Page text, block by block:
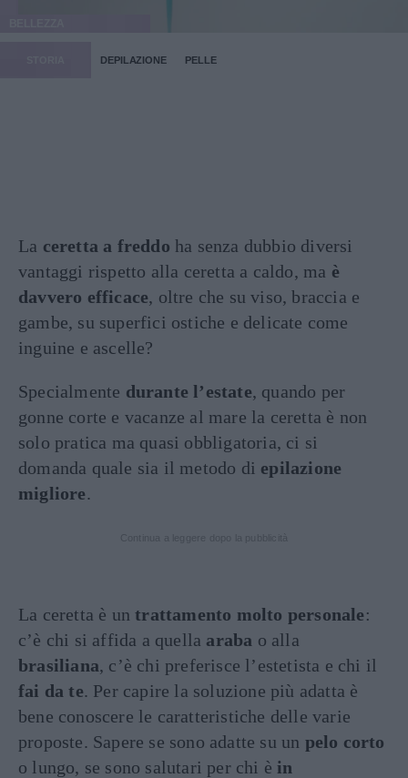
DEPILAZIONE PELLE
La ceretta a freddo ha senza dubbio diversi
vantaggi rispetto alla ceretta a caldo, ma è
davvero efficace, oltre che su viso, braccia e
gambe, su superfici ostiche e delicate come
inguine e ascelle?
Specialmente durante l’estate, quando per
gonne corte e vacanze al mare la ceretta è non
solo pratica ma quasi obbligatoria, ci si
domanda quale sia il metodo di epilazione
migliore.
La ceretta è untrattamento molto personale:
c’è chi si affida a quella araba o alla
brasiliana, c’è chi preferisce l’estetista e chi il
fai da te. Per capire la soluzione più adatta è
bene conoscere le caratteristiche delle varie
proposte. Sapere se sono adatte su un pelo corto
o lungo, se sono salutari per chi è in